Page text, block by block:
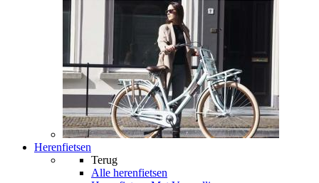
Herenfietsen
Terug
Alle herenfietsen